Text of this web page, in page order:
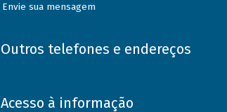
Envie sua mensagem
Outros telefones e endereços
Acesso à informação